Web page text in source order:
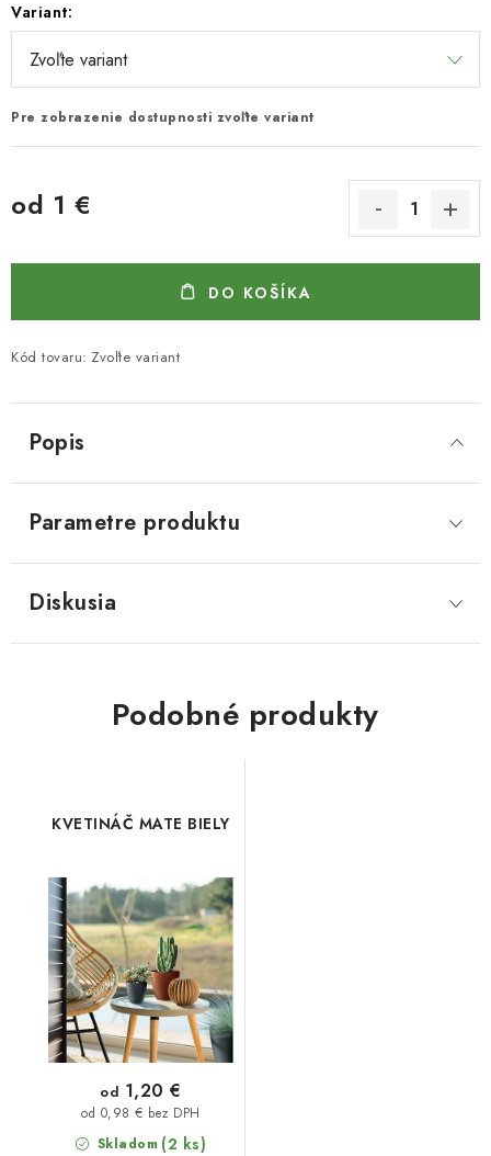
Variant:
Pre zobrazenie dostupnosti zvoľte variant
od 1 €
DO KOŠÍKA
Kód tovaru: Zvoľte variant
Popis
Parametre produktu
Diskusia
Podobné produkty
KVETINÁČ MATE BIELY
Skladom (2 ks)
od 0,98 € bez DPH
od 1,20 €